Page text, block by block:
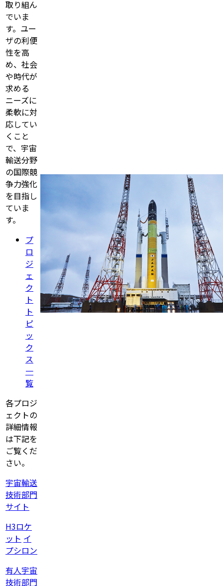
取り組ん
でいま
す。ユー
ザの利便
性を高
め、社会
や時代が
求める
ニーズに
柔軟に対
応してい
くこと
で、宇宙
輸送分野
の国際競
争力強化
を目指し
ていま
す。
プ
ロ
ジ
ェ
ク
ト
ト
ピ
ッ
ク
ス
一
覧
各プロジ
ェクトの
詳細情報
は下記を
ご覧くだ
さい。
宇宙輸送
技術部門
サイト
H3ロケ
ット イ
プシロン
有人宇宙
技術部門